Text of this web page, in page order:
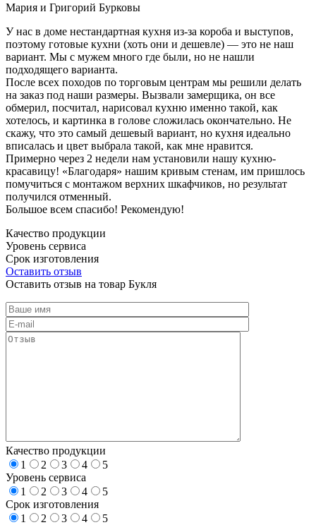
Мария и Григорий Бурковы
У нас в доме нестандартная кухня из-за короба и выступов,
поэтому готовые кухни (хоть они и дешевле) — это не наш
вариант. Мы с мужем много где были, но не нашли
подходящего варианта.
После всех походов по торговым центрам мы решили делать
на заказ под наши размеры. Вызвали замерщика, он все
обмерил, посчитал, нарисовал кухню именно такой, как
хотелось, и картинка в голове сложилась окончательно. Не
скажу, что это самый дешевый вариант, но кухня идеально
вписалась и цвет выбрала такой, как мне нравится.
Примерно через 2 недели нам установили нашу кухню-
красавицу! «Благодаря» нашим кривым стенам, им пришлось
помучиться с монтажом верхних шкафчиков, но результат
получился отменный.
Большое всем спасибо! Рекомендую!
Качество продукции
Уровень сервиса
Срок изготовления
Оставить отзыв
Оставить отзыв на товар Букля
Качество продукции
1
2 3 4
5
Уровень сервиса
1
2 3 4
5
Срок изготовления
1
2 3 4
5